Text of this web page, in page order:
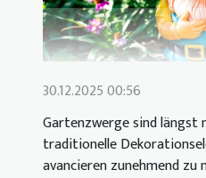
30.12.2025 00:56
Gartenzwerge sind längst
traditionelle
avancieren zunehmend zu